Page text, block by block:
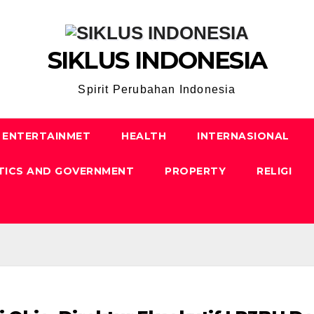
SIKLUS INDONESIA
Spirit Perubahan Indonesia
ENTERTAINMET HEALTH INTERNASIONAL
AND GOVERNMENT PROPERTY RELIGI